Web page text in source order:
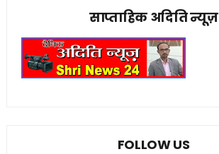
साप्ताहिक अदिति न्यूज़
FOLLOW US